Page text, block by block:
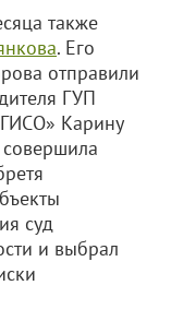
также
. Его
отправили
ГУП
Карину
суд
и выбрал